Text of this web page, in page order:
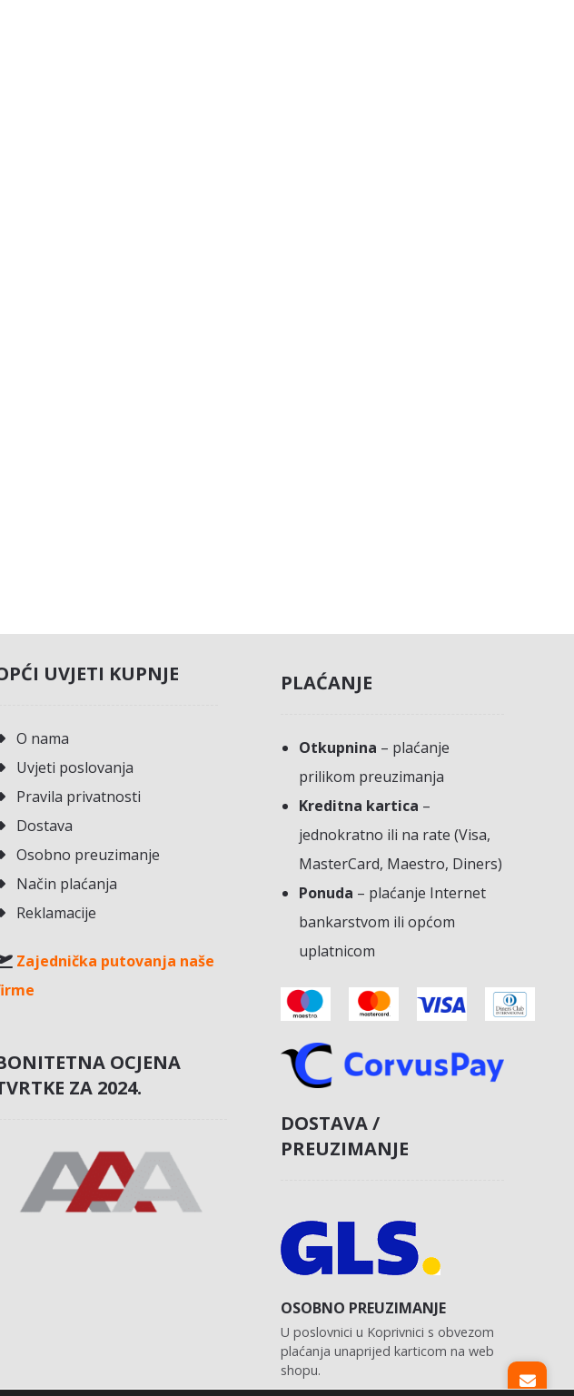
UVJETI KUPNJE
O nama
Uvjeti poslovanja
Pravila privatnosti
Dostava
Osobno preuzimanje
Način plaćanja
Reklamacije
Zajednička putovanja naše
OCJENA
ZA 2024.
PLAĆANJE
Otkupnina – plaćanje
prilikom preuzimanja
Kreditna kartica –
jednokratno ili na rate (Visa,
MasterCard, Maestro, Diners)
Ponuda – plaćanje Internet
bankarstvom ili općom
uplatnicom
DOSTAVA /
PREUZIMANJE
OSOBNO PREUZIMANJE
U poslovnici u Koprivnici s obvezom
plaćanja unaprijed karticom na web
shopu.